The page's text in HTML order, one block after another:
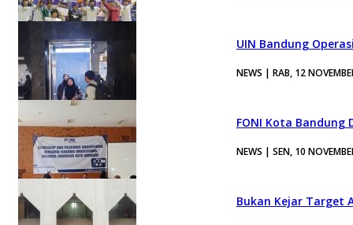
UIN Bandung
NEWS | RAB, 12
FONI Kota Bandung
NEWS | SEN, 10
Bukan Kejar Target